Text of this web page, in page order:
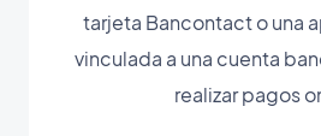
tarjeta Bancontact o una
vinculada a una cuenta
realizar pagos